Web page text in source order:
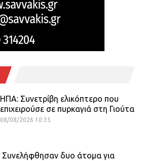
ΗΠΑ: Συνετρίβη ελικόπτερο που
επιχειρούσε σε πυρκαγιά στη Γιούτα
08/08/2026 10:35
Συνελήφθησαν δυο άτομα για